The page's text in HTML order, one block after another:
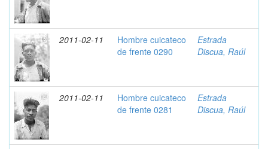
2011-02-11
Hombre cuicateco
de frente 0290
Estrada
Discua, Raúl
2011-02-11
Hombre cuicateco
de frente 0281
Estrada
Discua, Raúl